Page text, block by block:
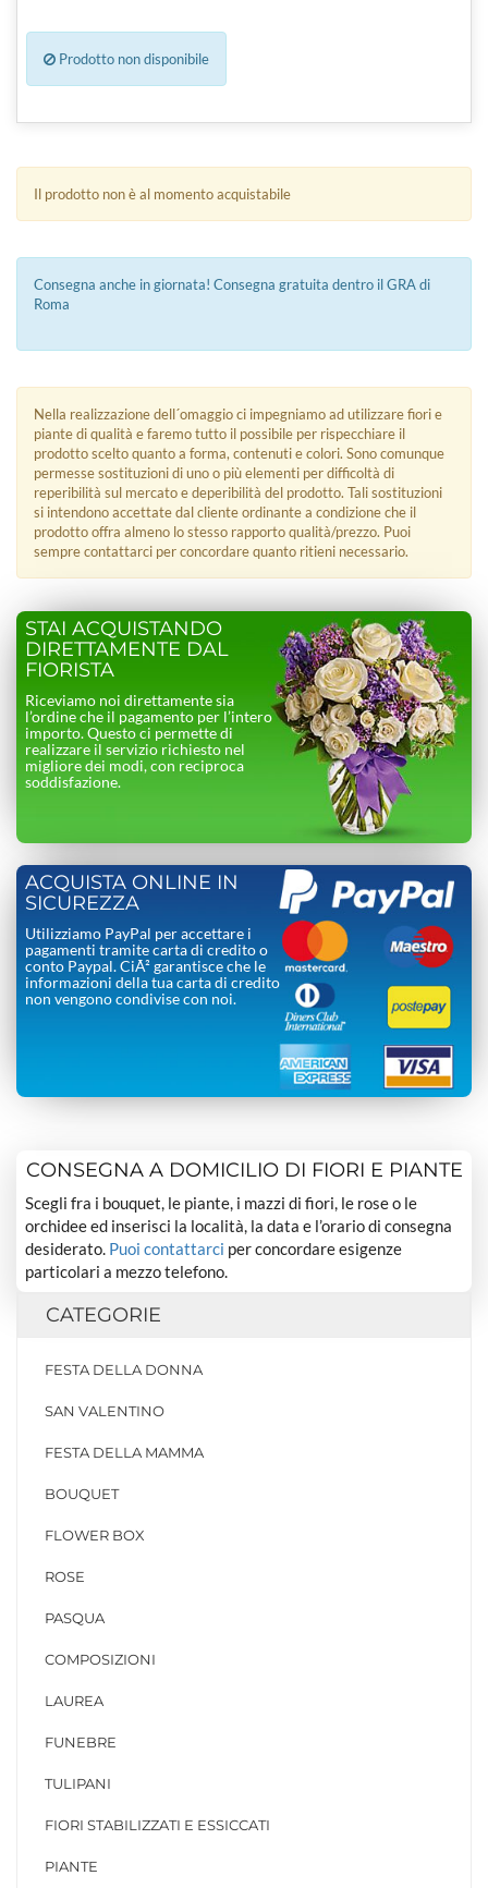
Prodotto non disponibile
Il prodotto non è al momento acquistabile
Consegna anche in giornata! Consegna gratuita dentro il GRA di
Roma
Nella realizzazione dell´omaggio ci impegniamo ad utilizzare fiori e
piante di qualità e faremo tutto il possibile per rispecchiare il
prodotto scelto quanto a forma, contenuti e colori. Sono comunque
permesse sostituzioni di uno o più elementi per difficoltà di
reperibilità sul mercato e deperibilità del prodotto. Tali sostituzioni
si intendono accettate dal cliente ordinante a condizione che il
prodotto offra almeno lo stesso rapporto qualità/prezzo. Puoi
sempre contattarci per concordare quanto ritieni necessario.
STAI ACQUISTANDO
DIRETTAMENTE DAL
FIORISTA
Riceviamo noi direttamente sia
l’ordine che il pagamento per l’intero
importo. Questo ci permette di
realizzare il servizio richiesto nel
migliore dei modi, con reciproca
soddisfazione.
ACQUISTA ONLINE IN
SICUREZZA
Utilizziamo PayPal per accettare i
pagamenti tramite carta di credito o
conto Paypal. CiÃ² garantisce che le
informazioni della tua carta di credito
non vengono condivise con noi.
CONSEGNA A DOMICILIO DI FIORI E PIANTE
Scegli fra i bouquet, le piante, i mazzi di fiori, le rose o le
orchidee ed inserisci la località, la data e l’orario di consegna
desiderato. Puoi contattarci per concordare esigenze
particolari a mezzo telefono.
CATEGORIE
FESTA DELLA DONNA
SAN VALENTINO
FESTA DELLA MAMMA
BOUQUET
FLOWER BOX
ROSE
PASQUA
COMPOSIZIONI
LAUREA
FUNEBRE
TULIPANI
FIORI STABILIZZATI E ESSICCATI
PIANTE